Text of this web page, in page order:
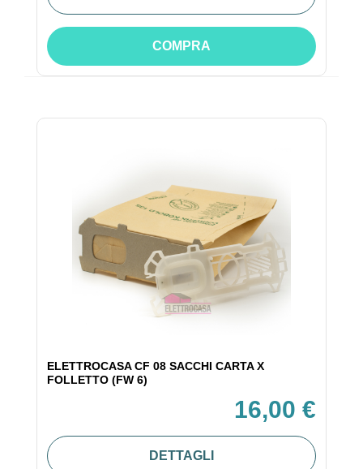
COMPRA
ELETTROCASA CF 08 SACCHI CARTA X
FOLLETTO (FW 6)
16,00 €
DETTAGLI